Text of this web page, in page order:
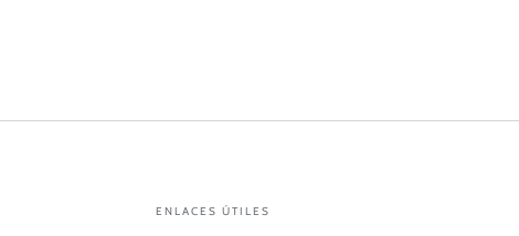
ENLACES ÚTILES